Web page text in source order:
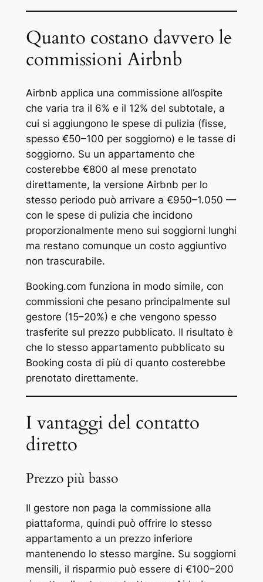
Quanto costano davvero le
commissioni Airbnb
Airbnb applica una commissione all’ospite
che varia tra il 6% e il 12% del subtotale, a
cui si aggiungono le spese di pulizia (fisse,
spesso €50–100 per soggiorno) e le tasse di
soggiorno. Su un appartamento che
costerebbe €800 al mese prenotato
direttamente, la versione Airbnb per lo
stesso periodo può arrivare a €950–1.050 —
con le spese di pulizia che incidono
proporzionalmente meno sui soggiorni lunghi
ma restano comunque un costo aggiuntivo
non trascurabile.
Booking.com funziona in modo simile, con
commissioni che pesano principalmente sul
gestore (15–20%) e che vengono spesso
trasferite sul prezzo pubblicato. Il risultato è
che lo stesso appartamento pubblicato su
Booking costa di più di quanto costerebbe
prenotato direttamente.
I vantaggi del contatto
diretto
Prezzo più basso
Il gestore non paga la commissione alla
piattaforma, quindi può offrire lo stesso
appartamento a un prezzo inferiore
mantenendo lo stesso margine. Su soggiorni
mensili, il risparmio può essere di €100–200